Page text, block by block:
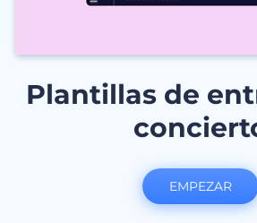
Plantillas de
EMPEZAR